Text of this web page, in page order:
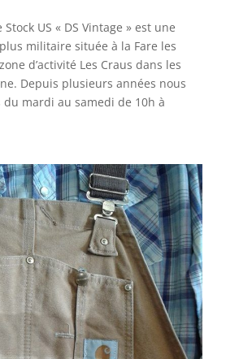
US « DS Vintage » est une
militaire située à la Fare les
d’activité Les Craus dans les
Depuis plusieurs années nous
du mardi au samedi de 10h à